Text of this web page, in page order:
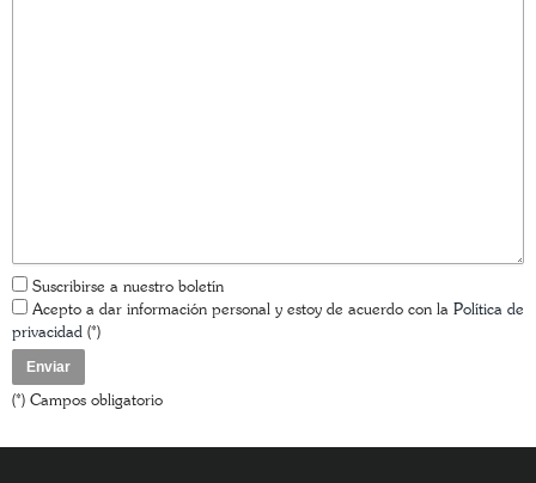
Suscribirse a nuestro boletín
Acepto a dar información personal y estoy de acuerdo con la Política de
privacidad (*)
(*) Campos obligatorio